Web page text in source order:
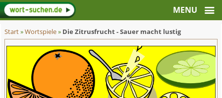
Start»Wortspiele» Die Zitrusfrucht - Sauer macht lustig